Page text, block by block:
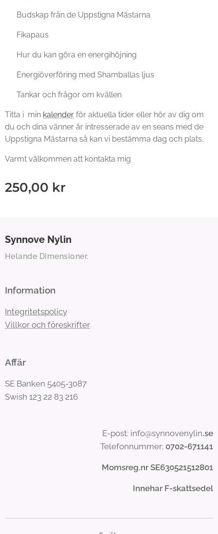
♥ Budskap från de Uppstigna Mästarna
♥ Fikapaus
♥ Hur du kan göra en energihöjning
♥ Energiöverföring med Shamballas ljus
♥ Tankar och frågor om kvällen
Titta i min kalender för aktuella tider eller hör av dig om
du och dina vänner är intresserade av en seans med de
Uppstigna Mästarna så kan vi bestämma dag och plats.
Varmt välkommen att kontakta mig ♥
250,00 kr
Synnove Nylin
Helande Dimensioner.
Information
Integritetspolicy
Villkor och föreskrifter
Affär
SE Banken 5405-3087
Swish 123 22 83 216
E-post: info@synnovenylin.se
Telefonnummer: 0702-671141
Momsreg.nr SE630521512801
Innehar F-skattsedel